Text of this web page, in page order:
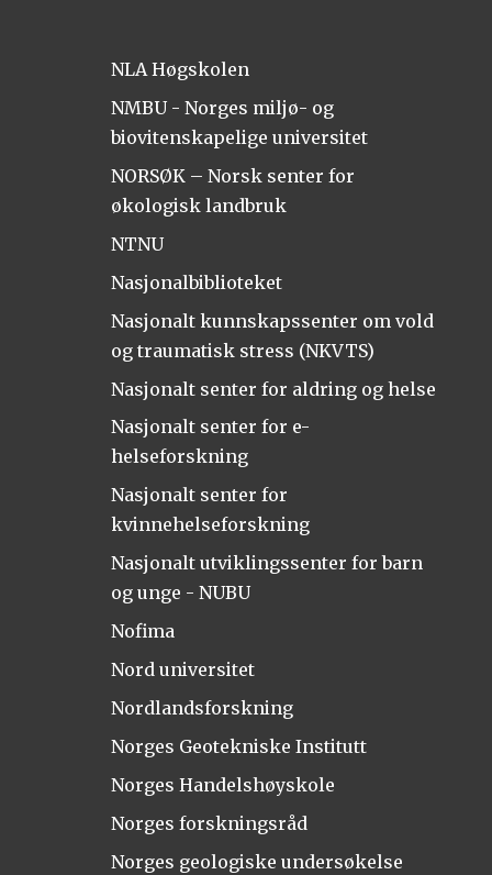
NLA Høgskolen
NMBU - Norges miljø- og
biovitenskapelige universitet
NORSØK – Norsk senter for
økologisk landbruk
NTNU
Nasjonalbiblioteket
Nasjonalt kunnskapssenter om vold
og traumatisk stress (NKVTS)
Nasjonalt senter for aldring og helse
Nasjonalt senter for e-
helseforskning
Nasjonalt senter for
kvinnehelseforskning
Nasjonalt utviklingssenter for barn
og unge - NUBU
Nofima
Nord universitet
Nordlandsforskning
Norges Geotekniske Institutt
Norges Handelshøyskole
Norges forskningsråd
Norges geologiske undersøkelse